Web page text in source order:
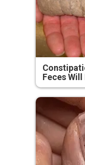
Feces Will